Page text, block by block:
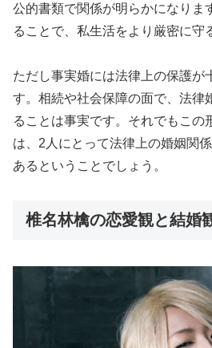
公的書類で関係が明らかになりま
ることで、私生活をより厳密に守
ただし事実婚には法律上の保護が
す。相続や社会保障の面で、法律
ることは事実です。それでもこの
は、2人にとって法律上の婚姻関
あるということでしょう。
椎名林檎の恋愛観と結婚